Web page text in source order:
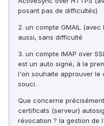
posant pas de difficultés)
2. un compte GMAIL
aussi, sans difficulté
3. un compte IMAP over
est un auto signé, à la
l'on souhaite approuver le
souci.
Que concerne
certificats (serveur)
révocation ? la gestion de